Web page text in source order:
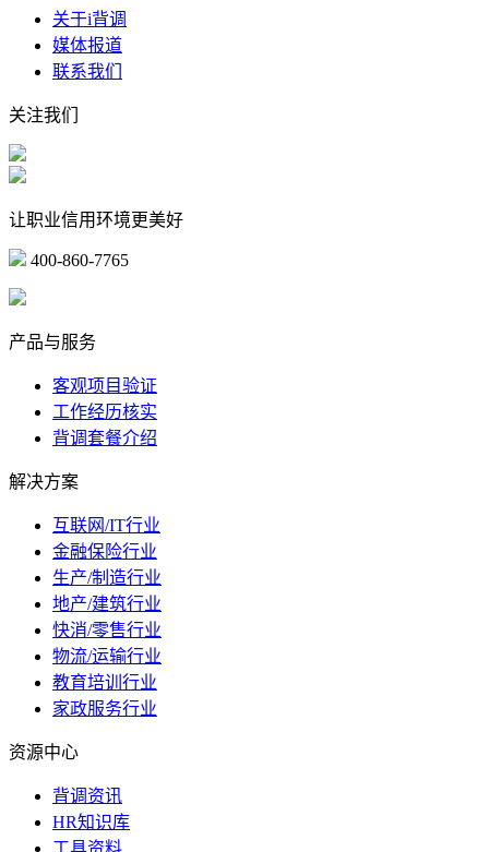
关于i背调
媒体报道
联系我们
关注我们
让职业信用环境更美好
400-860-7765
产品与服务
客观项目验证
工作经历核实
背调套餐介绍
解决方案
互联网/IT行业
金融保险行业
生产/制造行业
地产/建筑行业
快消/零售行业
物流/运输行业
教育培训行业
家政服务行业
资源中心
背调资讯
HR知识库
工具资料